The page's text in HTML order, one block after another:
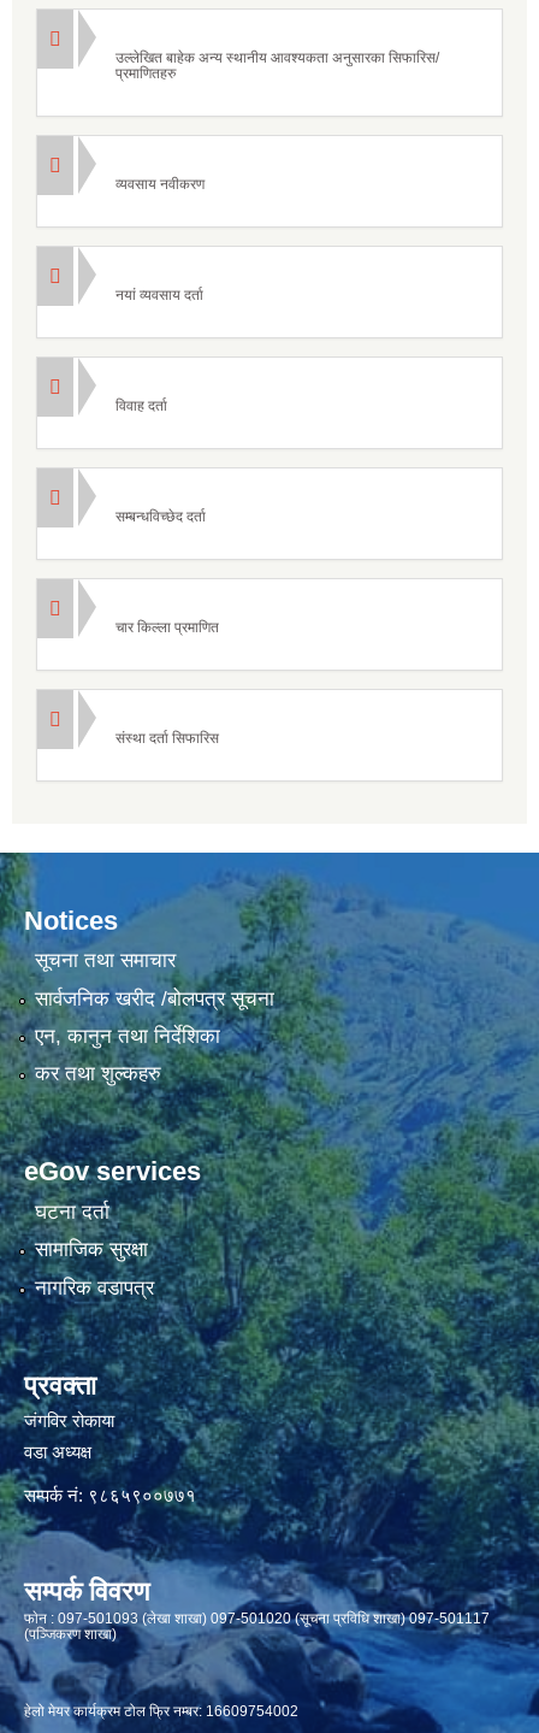
उल्लेखित बाहेक अन्य स्थानीय आवश्यकता अनुसारका सिफारिस/
प्रमाणितहरु
व्यवसाय नवीकरण
नयां व्यवसाय दर्ता
विवाह दर्ता
सम्बन्धविच्छेद दर्ता
चार किल्ला प्रमाणित
संस्था दर्ता सिफारिस
Notices
सूचना तथा समाचार
सार्वजनिक खरीद /बोलपत्र सूचना
एन, कानुन तथा निर्देशिका
कर तथा शुल्कहरु
eGov services
घटना दर्ता
सामाजिक सुरक्षा
नागरिक वडापत्र
प्रवक्ता
जंगविर रोकाया
वडा अध्यक्ष
सम्पर्क नं: ९८६५९००७७१
सम्पर्क विवरण
फाेन : 097-501093 (लेखा शाखा) 097-501020 (सूचना प्रविधि शाखा) 097-501117
(पञ्जिकरण शाखा)
हेलो मेयर कार्यक्रम टोल फ्रि नम्बर: 16609754002